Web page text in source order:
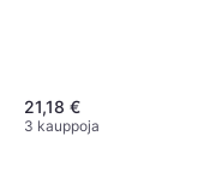
21,18 €
3 kauppoja